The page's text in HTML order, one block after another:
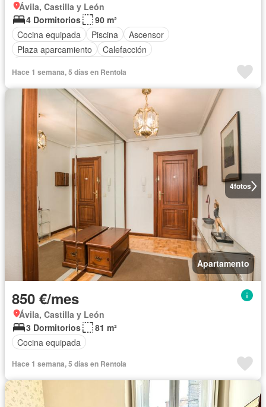
Ávila, Castilla y León
4 Dormitorios
90 m²
Cocina equipada
Piscina
Ascensor
Plaza aparcamiento
Calefacción
Hace 1 semana, 5 días en Rentola
4fotos
Apartamento
850 €/mes
Ávila, Castilla y León
3 Dormitorios
81 m²
Cocina equipada
Hace 1 semana, 5 días en Rentola